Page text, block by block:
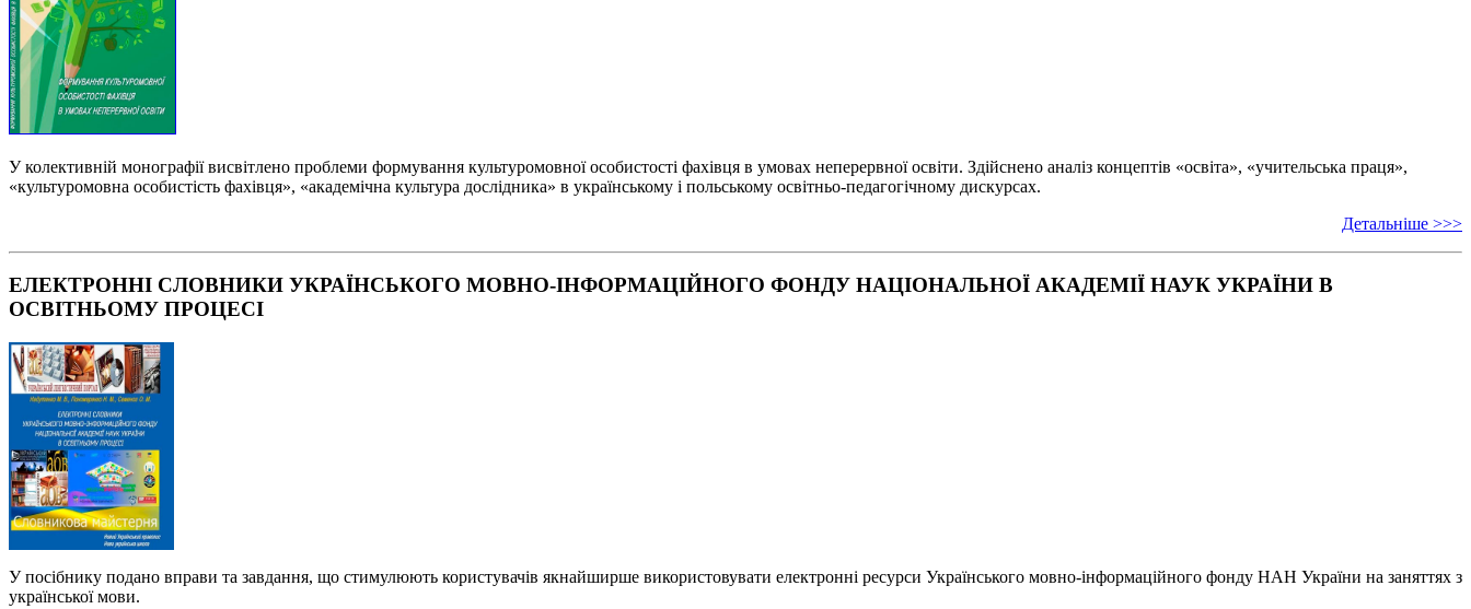
У колективній монографії висвітлено проблеми формування культуромовної особистості фахівця в умовах неперервної освіти. Здійснено аналіз концептів «освіта», «учительська праця»,
«культуромовна особистість фахівця», «академічна культура дослідника» в українському і польському освітньо-педагогічному дискурсах.
Детальніше >>>
ЕЛЕКТРОННІ СЛОВНИКИ УКРАЇНСЬКОГО МОВНО-ІНФОРМАЦІЙНОГО ФОНДУ НАЦІОНАЛЬНОЇ АКАДЕМІЇ НАУК УКРАЇНИ В
ОСВІТНЬОМУ ПРОЦЕСІ
У посібнику подано вправи та завдання, що стимулюють користувачів якнайширше використовувати електронні ресурси Українського мовно-інформаційного фонду НАН України на заняттях з
української мови.